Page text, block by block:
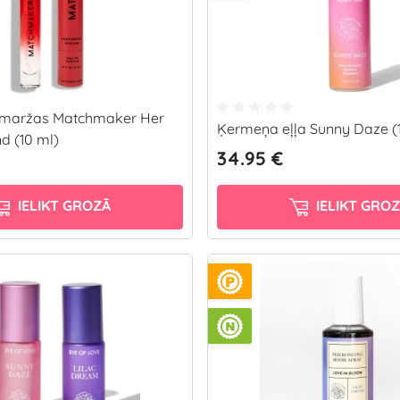
Matchmaker Her
(10 ml)
IELIKT GROZĀ
Ķermeņa eļļa Sunny Daze
34.95 €
IELIKT